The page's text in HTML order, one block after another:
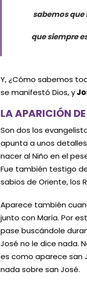
sabemos que
que siempre
Y, ¿Cómo sabemos
se manifestó Dios, y
LA APARICIÓN
Son dos los
apunta a unos
nacer al Niño en el
Fue también testigo
sabios de Oriente, los
Aparece también
junto con María. Por
pase buscándole
José no le dice nada.
es como aparece san
nada sobre san José.